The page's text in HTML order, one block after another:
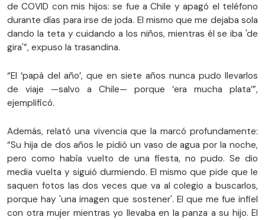
de COVID con mis hijos: se fue a Chile y apagó el teléfono
durante días para irse de joda. El mismo que me dejaba sola
dando la teta y cuidando a los niños, mientras él se iba 'de
gira'”, expuso la trasandina.
“El ‘papá del año’, que en siete años nunca pudo llevarlos
de viaje —salvo a Chile— porque ‘era mucha plata’”,
ejemplificó.
Además, relató una vivencia que la marcó profundamente:
“Su hija de dos años le pidió un vaso de agua por la noche,
pero como había vuelto de una fiesta, no pudo. Se dio
media vuelta y siguió durmiendo. El mismo que pide que le
saquen fotos las dos veces que va al colegio a buscarlos,
porque hay 'una imagen que sostener'. El que me fue infiel
con otra mujer mientras yo llevaba en la panza a su hijo. El